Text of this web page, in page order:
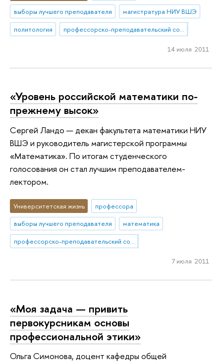
выборы лучшего преподавателя
магистратура НИУ ВШЭ
политология
профессорско-преподавательский состав
14 июля 2011
«Уровень российской математики по-
прежнему высок»
Сергей Ландо — декан факультета математики НИУ
ВШЭ и руководитель магистерской программы
«Математика». По итогам студенческого
голосования он стал лучшим преподавателем-
лектором.
Университетская жизнь
профессора
выборы лучшего преподавателя
математика
профессорско-преподавательский состав
7 июля 2011
«Моя задача — привить
первокурсникам основы
профессиональной этики»
Ольга Симонова, доцент кафедры общей